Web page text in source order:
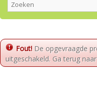
Fout! De opgevraagde
uitgeschakeld. Ga terug